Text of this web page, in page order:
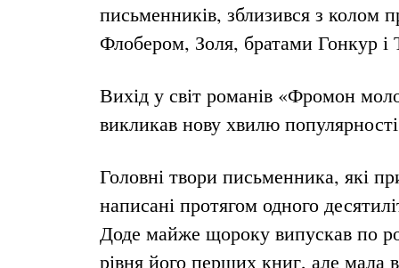
письменників, зблизився з колом
Флобером, Золя, братами Гонкур і
Вихід у світ романів «Фромон
викликав нову хвилю
Головні твори письменника, які
написані протягом одного
Доде майже щороку випускав по
рівня його перших книг, але мала